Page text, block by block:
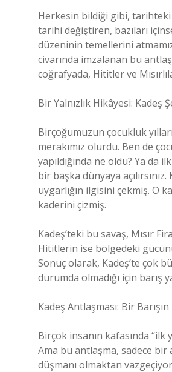
Herkesin bildiği gibi, tarihteki
tarihi değiştiren, bazıları
düzeninin temellerini
civarında imzalanan bu
coğrafyada, Hititler ve
Bir Yalnızlık Hikâyesi: Kadeş
Birçoğumuzun çocukluk
merakımız olurdu. Ben de
yapıldığında ne oldu? Ya da
bir başka dünyaya
uygarlığın ilgisini çekmiş. O
kaderini çizmiş.
Kadeş’teki bu savaş, Mısır
Hititlerin ise bölgedeki
Sonuç olarak, Kadeş’te çok
durumda olmadığı için barış
Kadeş Antlaşması: Bir Barışın
Birçok insanın kafasında “ilk
Ama bu antlaşma, sadece
düşmanı olmaktan